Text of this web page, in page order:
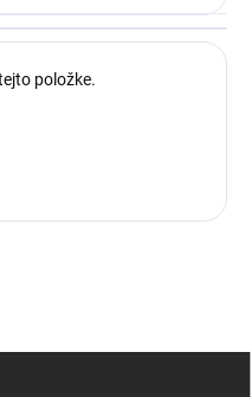
položke.